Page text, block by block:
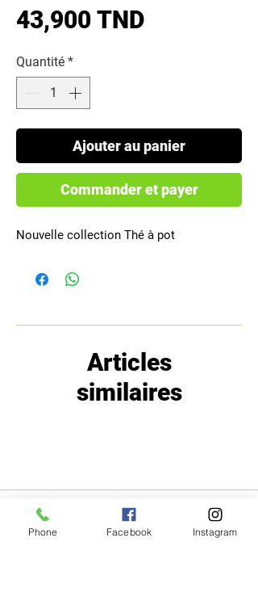
43,900 TNDPrix
Quantité *
Ajouter au panier
Commander et payer
Nouvelle collection Thé à pot
Articles
similaires
MENU POLITIQUE
Phone Facebook Instagram